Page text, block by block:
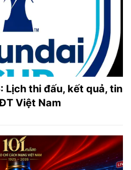
Lịch thi đấu, kết quả, tin
Việt Nam